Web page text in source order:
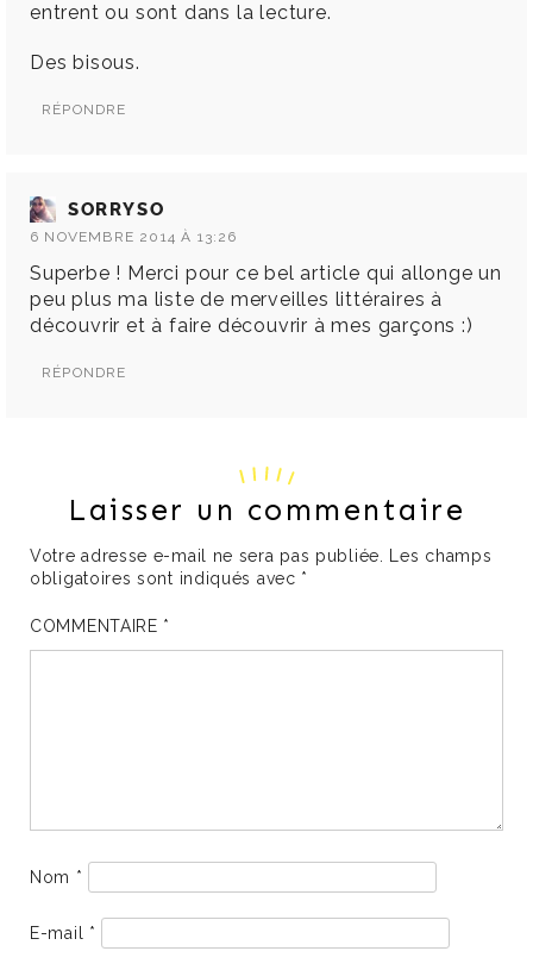
entrent ou sont dans la lecture.
Des bisous.
RÉPONDRE
SORRYSO
6 NOVEMBRE 2014 À 13:26
Superbe ! Merci pour ce bel article qui allonge un
peu plus ma liste de merveilles littéraires à
découvrir et à faire découvrir à mes garçons :)
RÉPONDRE
Laisser un commentaire
Votre adresse e-mail ne sera pas publiée. Les champs
obligatoires sont indiqués avec *
COMMENTAIRE *
Nom *
E-mail *